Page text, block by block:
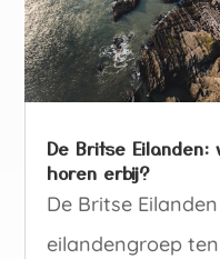
De Britse
horen erbij?
De Britse
eilandengroep